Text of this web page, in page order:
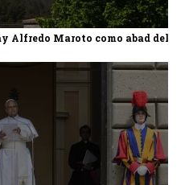
Alfredo Maroto como abad del